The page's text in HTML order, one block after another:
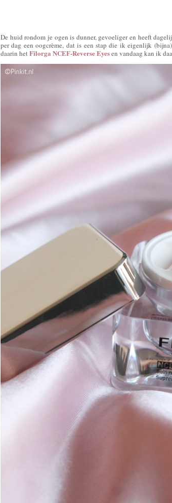
De huid rondom je ogen is dunner, gevoeliger en heeft
per dag een oogcrème, dat is een stap die ik eigenlijk
daarin het Filorga NCEF-Reverse Eyesen vandaag kan ik